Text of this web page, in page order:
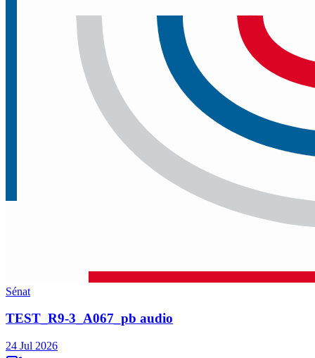
Sénat
TEST_R9-3_A067_pb audio
24 Jul 2026